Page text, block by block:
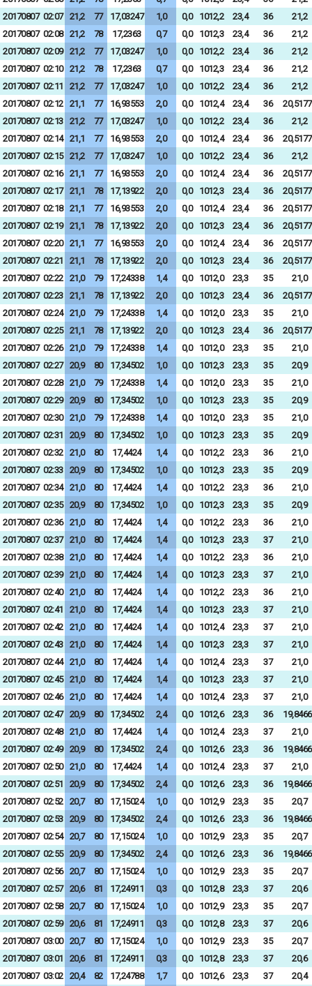
20170807 02:07 21,2 77 17,03247 1,0 0,0 1012,2 23,4 36
21,2
20170807 02:08 21,2 78 17,2363 0,7 0,0 1012,3 23,4 36
21,2
20170807 02:09 21,2 77 17,03247 1,0 0,0 1012,2 23,4 36
21,2
20170807 02:10 21,2 78 17,2363 0,7 0,0 1012,3 23,4 36
21,2
20170807 02:11 21,2 77 17,03247 1,0 0,0 1012,2 23,4 36
21,2
20170807 02:12 21,1 77 16,93553 2,0 0,0 1012,4 23,4 36
20170807 02:13 21,2 77 17,03247 1,0 0,0 1012,2 23,4 36
21,2
20170807 02:14 21,1 77 16,93553 2,0 0,0 1012,4 23,4 36
20170807 02:15 21,2 77 17,03247 1,0 0,0 1012,2 23,4 36
21,2
20170807 02:16 21,1 77 16,93553 2,0 0,0 1012,4 23,4 36
20170807 02:17 21,1 78 17,13922 2,0 0,0 1012,3 23,4 36
20170807 02:18 21,1 77 16,93553 2,0 0,0 1012,4 23,4 36
20170807 02:19 21,1 78 17,13922 2,0 0,0 1012,3 23,4 36
20170807 02:20 21,1 77 16,93553 2,0 0,0 1012,4 23,4 36
20170807 02:21 21,1 78 17,13922 2,0 0,0 1012,3 23,4 36
20170807 02:22 21,0 79 17,24338 1,4 0,0 1012,0 23,3 35
21,0
20170807 02:23 21,1 78 17,13922 2,0 0,0 1012,3 23,4 36
20170807 02:24 21,0 79 17,24338 1,4 0,0 1012,0 23,3 35
21,0
20170807 02:25 21,1 78 17,13922 2,0 0,0 1012,3 23,4 36
20170807 02:26 21,0 79 17,24338 1,4 0,0 1012,0 23,3 35
21,0
20170807 02:27 20,9 80 17,34502 1,0 0,0 1012,3 23,3 35
20,9
20170807 02:28 21,0 79 17,24338 1,4 0,0 1012,0 23,3 35
21,0
20170807 02:29 20,9 80 17,34502 1,0 0,0 1012,3 23,3 35
20,9
20170807 02:30 21,0 79 17,24338 1,4 0,0 1012,0 23,3 35
21,0
20170807 02:31 20,9 80 17,34502 1,0 0,0 1012,3 23,3 35
20,9
20170807 02:32 21,0 80 17,4424 1,4 0,0 1012,2 23,3 36
21,0
20170807 02:33 20,9 80 17,34502 1,0 0,0 1012,3 23,3 35
20,9
20170807 02:34 21,0 80 17,4424 1,4 0,0 1012,2 23,3 36
21,0
20170807 02:35 20,9 80 17,34502 1,0 0,0 1012,3 23,3 35
20,9
20170807 02:36 21,0 80 17,4424 1,4 0,0 1012,2 23,3 36
21,0
20170807 02:37 21,0 80 17,4424 1,4 0,0 1012,3 23,3 37
21,0
20170807 02:38 21,0 80 17,4424 1,4 0,0 1012,2 23,3 36
21,0
20170807 02:39 21,0 80 17,4424 1,4 0,0 1012,3 23,3 37
21,0
20170807 02:40 21,0 80 17,4424 1,4 0,0 1012,2 23,3 36
21,0
20170807 02:41 21,0 80 17,4424 1,4 0,0 1012,3 23,3 37
21,0
20170807 02:42 21,0 80 17,4424 1,4 0,0 1012,4 23,3 37
21,0
20170807 02:43 21,0 80 17,4424 1,4 0,0 1012,3 23,3 37
21,0
20170807 02:44 21,0 80 17,4424 1,4 0,0 1012,4 23,3 37
21,0
20170807 02:45 21,0 80 17,4424 1,4 0,0 1012,3 23,3 37
21,0
20170807 02:46 21,0 80 17,4424 1,4 0,0 1012,4 23,3 37
21,0
20170807 02:47 20,9 80 17,34502 2,4 0,0 1012,6 23,3 36
20170807 02:48 21,0 80 17,4424 1,4 0,0 1012,4 23,3 37
21,0
20170807 02:49 20,9 80 17,34502 2,4 0,0 1012,6 23,3 36
20170807 02:50 21,0 80 17,4424 1,4 0,0 1012,4 23,3 37
21,0
20170807 02:51 20,9 80 17,34502 2,4 0,0 1012,6 23,3 36
20170807 02:52 20,7 80 17,15024 1,0 0,0 1012,9 23,3 35
20,7
20170807 02:53 20,9 80 17,34502 2,4 0,0 1012,6 23,3 36
20170807 02:54 20,7 80 17,15024 1,0 0,0 1012,9 23,3 35
20,7
20170807 02:55 20,9 80 17,34502 2,4 0,0 1012,6 23,3 36
20170807 02:56 20,7 80 17,15024 1,0 0,0 1012,9 23,3 35
20,7
20170807 02:57 20,6 81 17,24911 0,3 0,0 1012,8 23,3 37
20,6
20170807 02:58 20,7 80 17,15024 1,0 0,0 1012,9 23,3 35
20,7
20170807 02:59 20,6 81 17,24911 0,3 0,0 1012,8 23,3 37
20,6
20170807 03:00 20,7 80 17,15024 1,0 0,0 1012,9 23,3 35
20,7
20170807 03:01 20,6 81 17,24911 0,3 0,0 1012,8 23,3 37
20,6
20170807 03:02 20,4 82 17,24788 1,7 0,0 1012,6 23,3 37
20,4